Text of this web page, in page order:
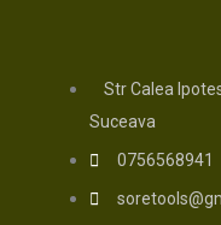
Str Calea
Suceava
0756568941